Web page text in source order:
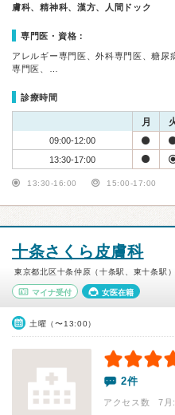
膚科、精神科、漢方、人間ドック
専門医・資格：
アレルギー専門医、外科専門医、糖
専門医、…
診療時間
月
09:00-12:00
13:30-17:00
13:30-16:00 15:00-17:00
十条さくら皮膚科
東京都北区十条仲原（十条駅、東十条駅）
マイナ受付 女医在籍
土曜（〜13:00）
2件
アクセス数 7月: